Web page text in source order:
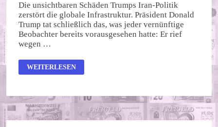
Die unsichtbaren Schäden Trumps Iran-Politik
zerstört die globale Infrastruktur. Präsident Donald
Trump tat schließlich das, was jeder vernünftige
Beobachter bereits vorausgesehen hatte: Er rief
wegen …
GEMEINWOHL-
NEWS
2026
WEITERLESEN